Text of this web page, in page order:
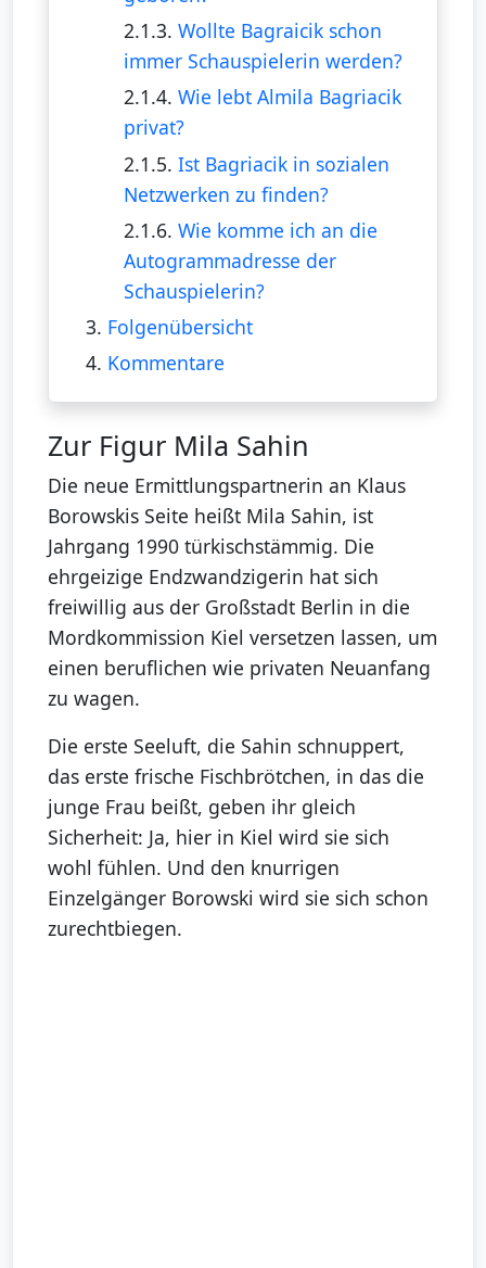
2.1.3. Wollte Bagraicik schon
immer Schauspielerin werden?
2.1.4. Wie lebt Almila Bagriacik
privat?
2.1.5. Ist Bagriacik in sozialen
Netzwerken zu finden?
2.1.6. Wie komme ich an die
Autogrammadresse der
Schauspielerin?
3. Folgenübersicht
4. Kommentare
Zur Figur Mila Sahin
Die neue Ermittlungspartnerin an Klaus
Borowskis Seite heißt Mila Sahin, ist
Jahrgang 1990 türkischstämmig. Die
ehrgeizige Endzwandzigerin hat sich
freiwillig aus der Großstadt Berlin in die
Mordkommission Kiel versetzen lassen, um
einen beruflichen wie privaten Neuanfang
zu wagen.
Die erste Seeluft, die Sahin schnuppert,
das erste frische Fischbrötchen, in das die
junge Frau beißt, geben ihr gleich
Sicherheit: Ja, hier in Kiel wird sie sich
wohl fühlen. Und den knurrigen
Einzelgänger Borowski wird sie sich schon
zurechtbiegen.